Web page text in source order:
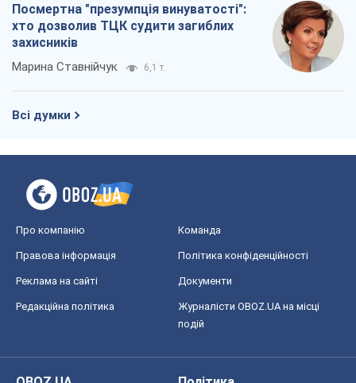
Посмертна "презумпція винуватості":
хто дозволив ТЦК судити загиблих
захисників
Марина Ставнійчук 6,1 т.
Всі думки
Про компанію Команда
Правова інформація Політика конфіденційності
Реклама на сайті Документи
Редакційна політика
Журналісти OBOZ.UA на місці
подій